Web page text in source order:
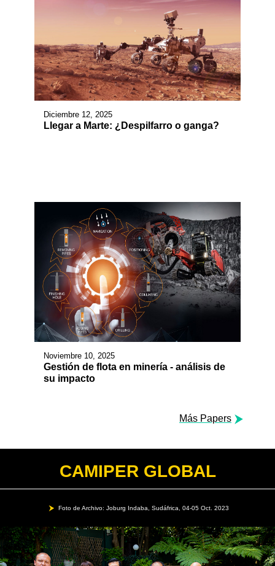
Diciembre 12, 2025
Llegar a Marte: ¿Despilfarro o ganga?
Noviembre 10, 2025
Gestión de flota en minería - análisis de
su impacto
Más Papers
CAMIPER GLOBAL
Foto de Archivo: Joburg Indaba, Sudáfrica, 04-05 Oct. 2023